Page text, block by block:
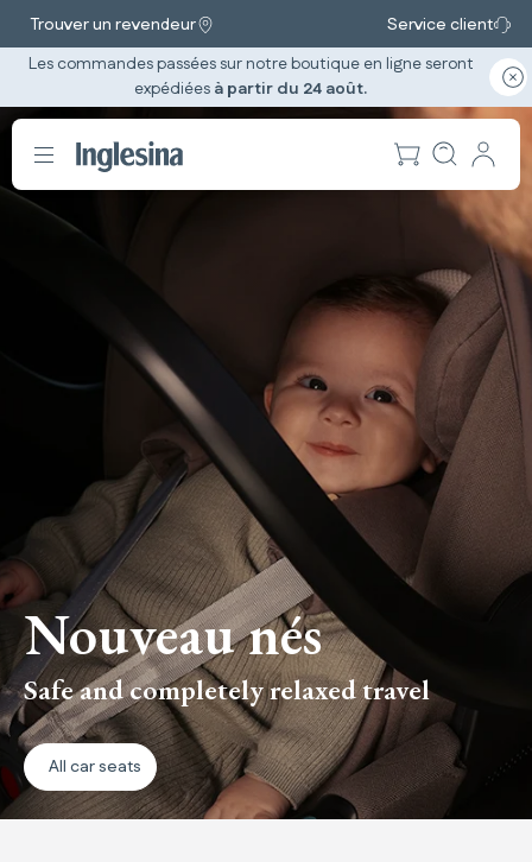
Trouver un revendeur
Service client
Les commandes passées sur notre boutique en ligne seront
expédiées à partir du 24 août.
Nouveau nés
Safe and completely relaxed travel
All car seats